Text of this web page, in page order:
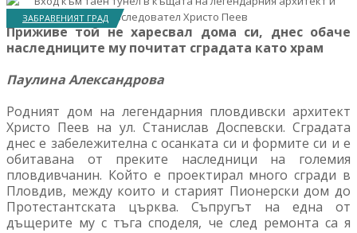
ЗАБРАВЕНИЯТ ГРАД
Приживе той не харесвал дома си, днес обаче
наследниците му почитат сградата като храм
Паулина Александрова
Родният дом на легендарния пловдивски архитект
Христо Пеев на ул. Станислав Доспевски. Сградата
днес е забележителна с осанката си и формите си и е
обитавана от преките наследници на големия
пловдивчанин. Който е проектирал много сгради в
Пловдив, между които и старият Пионерски дом до
Протестантската църква. Съпругът на една от
дъщерите му с тъга споделя, че след ремонта са я